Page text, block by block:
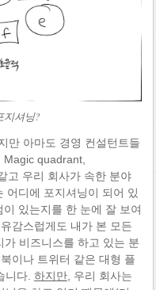
지셔닝?
만 아마도 경영 컨설턴트들
quadrant,
고 우리 회사가 속한 분야
어디에 포지셔닝이 되어 있
있는지를 한 눈에 잘 보여
감스럽게도 내가 본 모든
가 비즈니스를 하고 있는 분
이나 트위터 같은 대형 플
니다. 하지만, 우리 회사는